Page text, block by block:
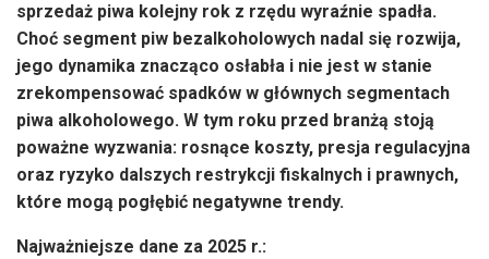
sprzedaż piwa kolejny rok z rzędu wyraźnie spadła.
Choć segment piw bezalkoholowych nadal się rozwija,
jego dynamika znacząco osłabła i nie jest w stanie
zrekompensować spadków w głównych segmentach
piwa alkoholowego. W tym roku przed branżą stoją
poważne wyzwania: rosnące koszty, presja regulacyjna
oraz ryzyko dalszych restrykcji fiskalnych i prawnych,
które mogą pogłębić negatywne trendy.
Najważniejsze dane za 2025 r.: